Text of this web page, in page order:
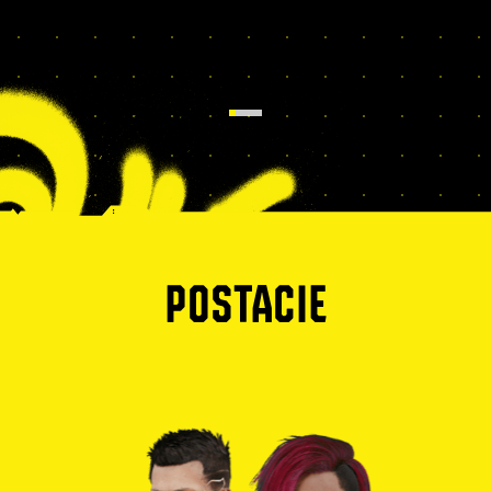
POSTACIE